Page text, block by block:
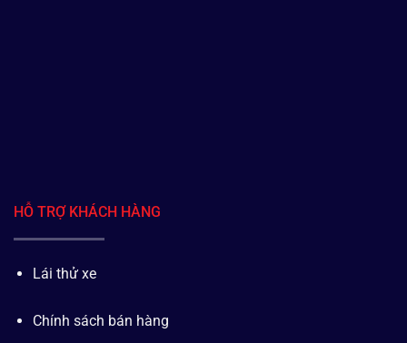
HỖ TRỢ KHÁCH HÀNG
Lái thử xe
Chính sách bán hàng